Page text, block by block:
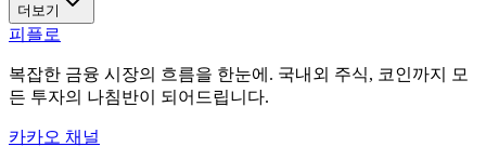
더보기
피플로
복잡한 금융 시장의 흐름을 한눈에. 국내외 주식, 코인까지 모
든 투자의 나침반이 되어드립니다.
카카오 채널